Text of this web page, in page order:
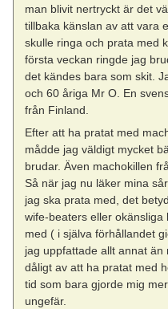
man blivit nertryckt är det
tillbaka känslan av att vara
skulle ringa och prata med
första veckan ringde jag
det kändes bara som skit.
och 60 åriga Mr O. En
från Finland.
Efter att ha pratat med
mådde jag väldigt mycket
brudar. Även machokillen
Så när jag nu läker mina
jag ska prata med, det
wife-beaters eller
med ( i själva förhållandet
jag uppfattade allt annat
dåligt av att ha pratat med
tid som bara gjorde mig
ungefär.